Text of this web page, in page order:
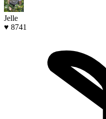
Jelle
♥ 8741